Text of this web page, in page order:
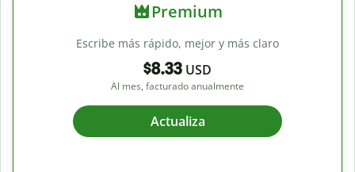
Premium
Escribe más rápido, mejor y más claro
$8.33 USD
Al mes, facturado anualmente
Actualiza